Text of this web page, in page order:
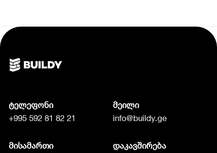
ტელეფონი
+995 592 81 82 21
მეილი
info@buildy.ge
მისამართი
დაკავშირება